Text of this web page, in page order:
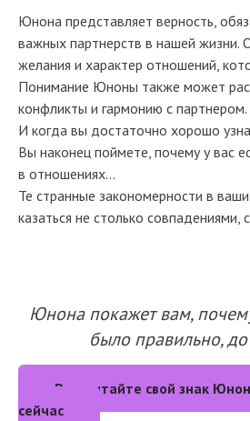
Юнона представляет верность,
важных партнерств в нашей жизни.
желания и характер отношений,
Понимание Юноны также может
конфликты и гармонию с партнером.
И когда вы достаточно хорошо
Вы наконец поймете, почему у вас
в отношениях...
Те странные закономерности в
казаться не столько совпадениями,
Юнона покажет вам,
было правильно,
Рассчитайте свой знак
сейчас